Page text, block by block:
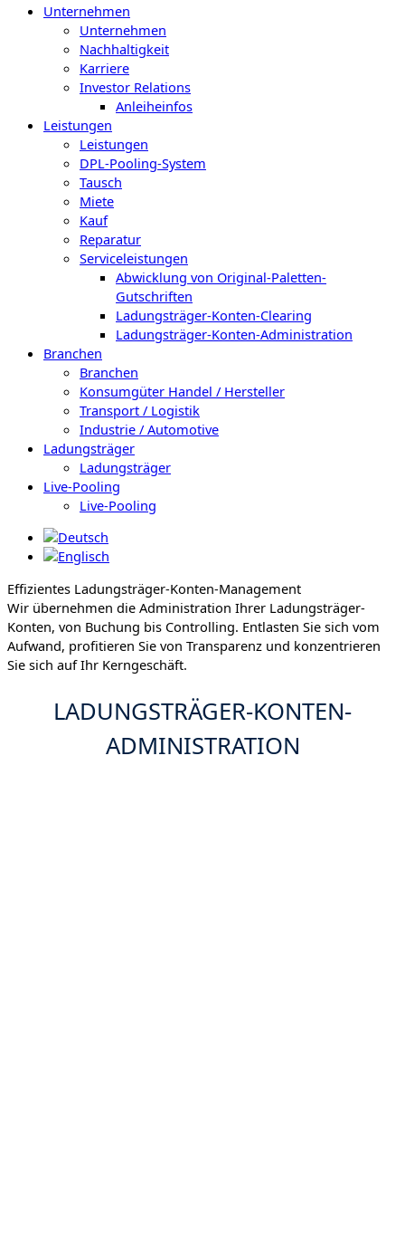
Unternehmen
Unternehmen
Nachhaltigkeit
Karriere
Investor Relations
Anleiheinfos
Leistungen
Leistungen
DPL-Pooling-System
Tausch
Miete
Kauf
Reparatur
Serviceleistungen
Abwicklung von Original-Paletten-
Gutschriften
Ladungsträger-Konten-Clearing
Ladungsträger-Konten-Administration
Branchen
Branchen
Konsumgüter Handel / Hersteller
Transport / Logistik
Industrie / Automotive
Ladungsträger
Ladungsträger
Live-Pooling
Live-Pooling
Effizientes Ladungsträger-Konten-Management
Wir übernehmen die Administration Ihrer Ladungsträger-
Konten, von Buchung bis Controlling. Entlasten Sie sich vom
Aufwand, profitieren Sie von Transparenz und konzentrieren
Sie sich auf Ihr Kerngeschäft.
LADUNGSTRÄGER-KONTEN-
ADMINISTRATION